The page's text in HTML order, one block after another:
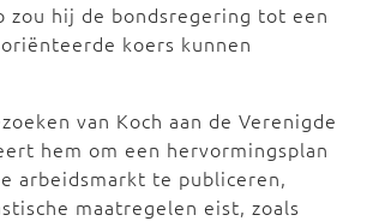
zou hij de bondsregering tot een
koers kunnen
van Koch aan de Verenigde
hem om een hervormingsplan
arbeidsmarkt te publiceren,
maatregelen eist, zoals